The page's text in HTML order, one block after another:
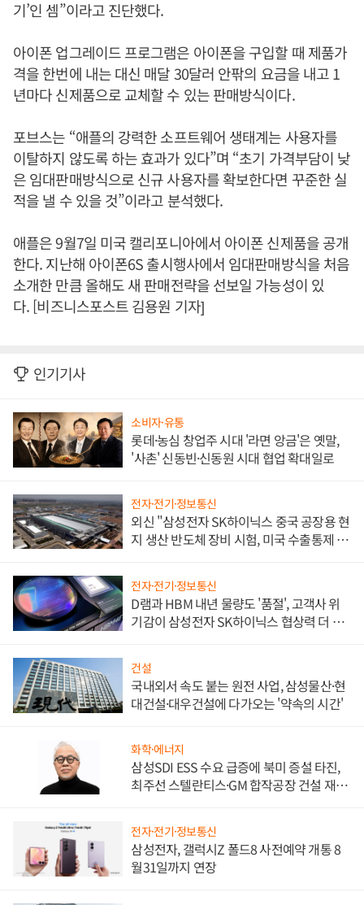
기’인 셈”이라고 진단했다.
아이폰 업그레이드 프로그램은 아이폰을 구입할 때 제품가
격을 한번에 내는 대신 매달 30달러 안팎의 요금을 내고 1
년마다 신제품으로 교체할 수 있는 판매방식이다.
포브스는 “애플의 강력한 소프트웨어 생태계는 사용자를
이탈하지 않도록 하는 효과가 있다”며 “초기 가격부담이 낮
은 임대판매방식으로 신규 사용자를 확보한다면 꾸준한 실
적을 낼 수 있을 것”이라고 분석했다.
애플은 9월7일 미국 캘리포니아에서 아이폰 신제품을 공개
한다. 지난해 아이폰6S 출시행사에서 임대판매방식을 처음
소개한 만큼 올해도 새 판매전략을 선보일 가능성이 있
다. [비즈니스포스트 김용원 기자]
인기기사
소비자·유통
롯데·농심 창업주 시대 '라면 앙금'은 옛말,
'사촌' 신동빈·신동원 시대 협업 확대일로
전자·전기·정보통신
외신 "삼성전자 SK하이닉스 중국 공장용 현
지 생산 반도체 장비 시험, 미국 수출통제 대
전자·전기·정보통신
D램과 HBM 내년 물량도 '품절', 고객사 위
기감이 삼성전자 SK하이닉스 협상력 더 키
건설
국내외서 속도 붙는 원전 사업, 삼성물산·현
대건설·대우건설에 다가오는 '약속의 시간'
화학·에너지
삼성SDI ESS 수요 급증에 북미 증설 타진,
최주선 스텔란티스·GM 합작공장 건설 재추
전자·전기·정보통신
삼성전자, 갤럭시Z 폴드8 사전예약 개통 8
월31일까지 연장